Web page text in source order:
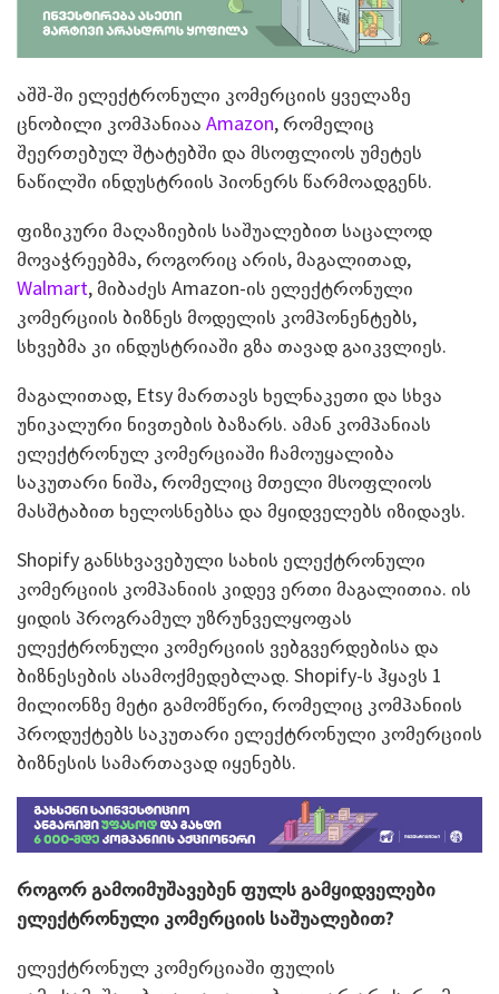
აშშ-ში ელექტრონული კომერციის ყველაზე
ცნობილი კომპანიაა Amazon, რომელიც
შეერთებულ შტატებში და მსოფლიოს უმეტეს
ნაწილში ინდუსტრიის პიონერს წარმოადგენს.
ფიზიკური მაღაზიების საშუალებით საცალოდ
მოვაჭრეებმა, როგორიც არის, მაგალითად,
Walmart, მიბაძეს Amazon-ის ელექტრონული
კომერციის ბიზნეს მოდელის კომპონენტებს,
სხვებმა კი ინდუსტრიაში გზა თავად გაიკვლიეს.
მაგალითად, Etsy მართავს ხელნაკეთი და სხვა
უნიკალური ნივთების ბაზარს. ამან კომპანიას
ელექტრონულ კომერციაში ჩამოუყალიბა
საკუთარი ნიშა, რომელიც მთელი მსოფლიოს
მასშტაბით ხელოსნებსა და მყიდველებს იზიდავს.
Shopify განსხვავებული სახის ელექტრონული
კომერციის კომპანიის კიდევ ერთი მაგალითია. ის
ყიდის პროგრამულ უზრუნველყოფას
ელექტრონული კომერციის ვებგვერდებისა და
ბიზნესების ასამოქმედებლად. Shopify-ს ჰყავს 1
მილიონზე მეტი გამომწერი, რომელიც კომპანიის
პროდუქტებს საკუთარი ელექტრონული კომერციის
ბიზნესის სამართავად იყენებს.
როგორ გამოიმუშავებენ ფულს გამყიდველები
ელექტრონული კომერციის საშუალებით?
ელექტრონულ კომერციაში ფულის